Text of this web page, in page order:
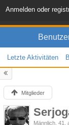
Anmelden oder
Letzte Aktivitäten
Mitglieder
Männlich 41